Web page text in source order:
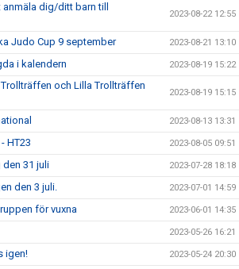
dig/ditt barn till
2023-08-22 12:55
Judo Cup 9 september 2023-08-21 13:10
i kalendern 2023-08-19 15:22
och Lilla Trollträffen
2023-08-19 15:15
2023-08-13 13:31
HT23 2023-08-05 09:51
31 juli 2023-07-28 18:18
den 3 juli. 2023-07-01 14:59
för vuxna 2023-06-01 14:35
2023-05-26 16:21
igen! 2023-05-24 20:30